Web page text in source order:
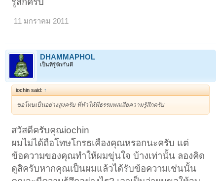
11 มกราคม 2011
DHAMMAPHOL
เป็นที่รู้จักกันดี
iochin said: ↑
ขอโทษเป็นอย่างสูงครับ ที่ทำให้พี่ธรรมพลเสียความรู้สึกครับ
สวัสดีครับคุณiochin
ผมไม่ได้ถือโทษโกรธเคืองคุณหรอกนะครับ แต่
ข้อความของคุณทำให้ผมขุ่นใจ บ้างเท่านั้น ลองคิด
ดูสิครับหากคุณเป็นผมแล้วได้รับข้อความเช่นนั้น